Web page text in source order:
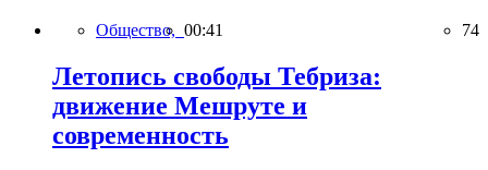
Общество, 00:41 74
Летопись свободы Тебриза:
движение Мешруте и
современность